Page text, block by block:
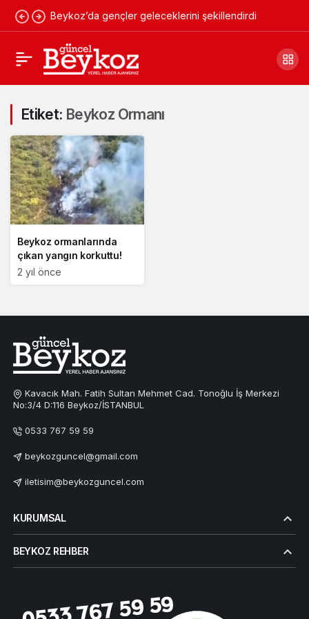
Beykoz’da gençler geleceklerini şekillendirdi
Etiket: Beykoz Ormanı
Beykoz ormanlarında
çıkan yangın korkuttu!
2 yıl önce
Kavacık Mah. Fatih Sultan Mehmet Cad. Tonoğlu İş Merkezi
No:3/4 D:116 Beykoz/İSTANBUL
0533 767 59 59
beykozguncel@gmail.com
iletisim@beykozguncel.com
KURUMSAL
BEYKOZ REHBER